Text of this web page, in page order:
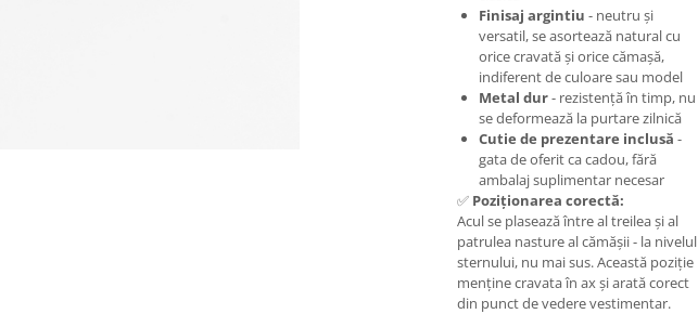
Finisaj argintiu - neutru și
versatil, se asortează natural cu
orice cravată și orice cămașă,
indiferent de culoare sau model
Metal dur- rezistență în timp, nu
se deformează la purtare zilnică
Cutie de prezentare inclusă -
gata de oferit ca cadou, fără
ambalaj suplimentar necesar
✅ Poziționarea corectă:
Acul se plasează între al treilea și al
patrulea nasture al cămășii - la nivelul
sternului, nu mai sus. Această poziție
menține cravata în ax și arată corect
din punct de vedere vestimentar.